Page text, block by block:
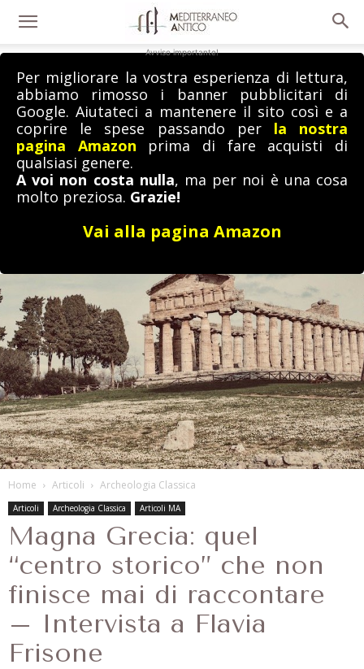
Avviso importante!
Per migliorare la vostra esperienza di lettura,
abbiamo rimosso i banner pubblicitari di
Google. Aiutateci a mantenere il sito così e a
coprire le spese passando per la nostra
pagina Amazon prima di fare acquisti di
qualsiasi genere.
A voi non costa nulla, ma per noi è una cosa
molto preziosa. Grazie!
Vai alla pagina Amazon
Home Articoli Archeologia Classica
Articoli Archeologia Classica Articoli MA
Magna Grecia: quel
“centro storico” che non
finisce mai di raccontare
– Intervista a Flavia
Frisone